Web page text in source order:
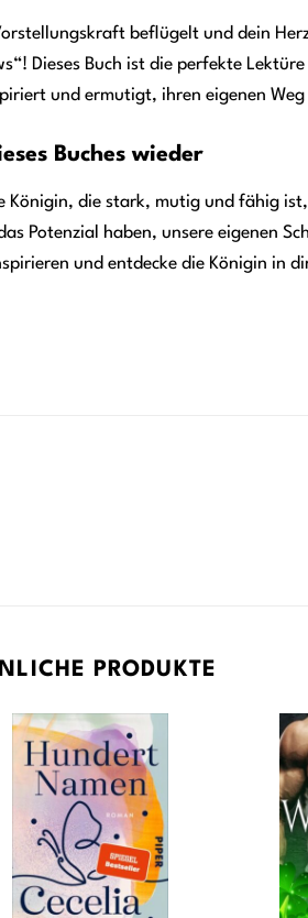
beflügelt und dein
Dieses Buch ist die perfekte
und ermutigt, ihren eigenen
Buches wieder
Königin, die stark, mutig und fähig
Potenzial haben, unsere eigenen
und entdecke die Königin in
PRODUKTE